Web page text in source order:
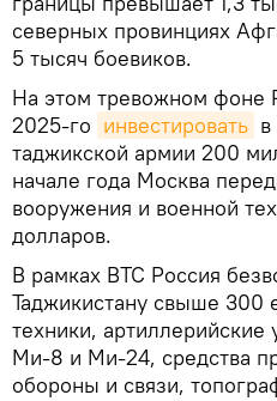
северных провинциях
5 тысяч боевиков.
На этом тревожном фоне
2025-го инвестировать
таджикской армии 200
начале года Москва
вооружения и военной
долларов.
В рамках ВТС Россия
Таджикистану свыше 300
техники, артиллерийские
Ми-8 и Ми-24, средства
обороны и связи,